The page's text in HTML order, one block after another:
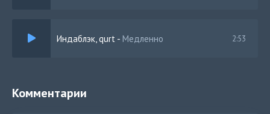
Индаблэк, qurt - Медленно 2:53
Комментарии